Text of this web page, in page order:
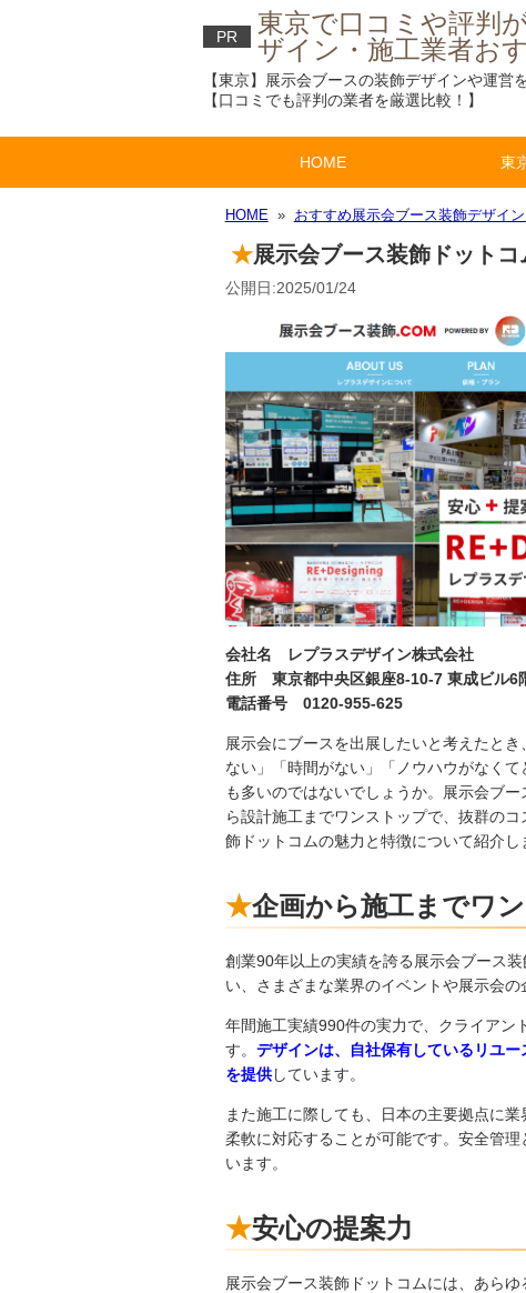
PR
東京で口コミや評判
ザイン・施工業者お
【東京】展示会ブースの装飾デザインや運営
【口コミでも評判の業者を厳選比較！】
HOME 東
HOME » おすすめ展示会ブース装飾デザイ
展示会ブース装飾ドットコ
公開日:2025/01/24
会社名 レプラスデザイン株式会社
住所 東京都中央区銀座8-10-7 東成ビル6
電話番号 0120-955-625
展示会にブースを出展したいと考えたと
ない」「時間がない」「ノウハウがなく
も多いのではないでしょうか。展示会ブ
ら設計施工までワンストップで、抜群の
飾ドットコムの魅力と特徴について紹介し
企画から施工までワ
創業90年以上の実績を誇る展示会ブース
い、さまざまな業界のイベントや展示会の
年間施工実績990件の実力で、クライアン
す。 デザインは、自社保有しているリユ
を提供しています。
また施工に際しても、日本の主要拠点に
柔軟に対応することが可能です。安全管
います。
安心の提案力
展示会ブース装飾ドットコムには、あら